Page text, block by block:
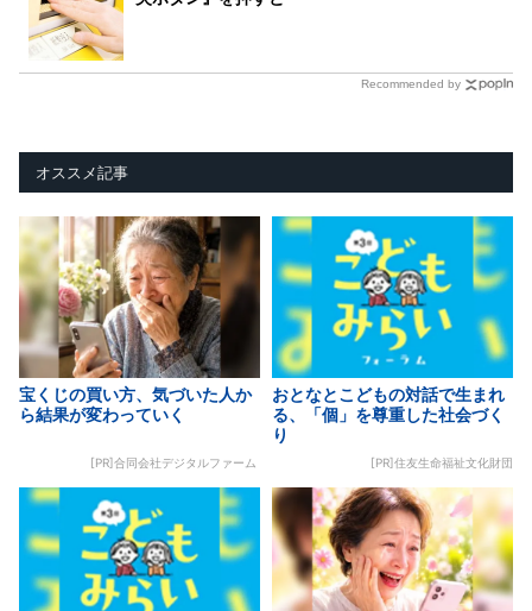
Recommended by
オススメ記事
宝くじの買い方、気づいた人か
ら結果が変わっていく
[PR]合同会社デジタルファーム
おとなとこどもの対話で生まれ
る、「個」を尊重した社会づく
り
[PR]住友生命福祉文化財団